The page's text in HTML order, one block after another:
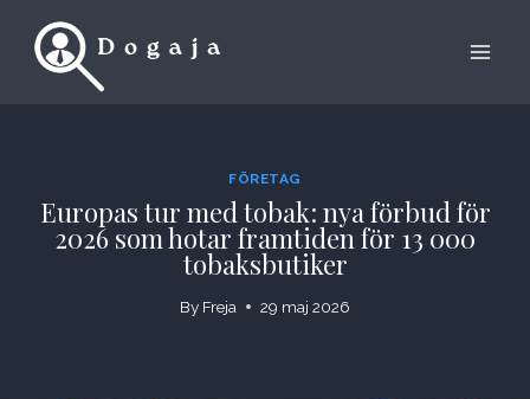
FÖRETAG
Europas tur med tobak: nya förbud för
2026 som hotar framtiden för 13 000
tobaksbutiker
By Freja 29 maj 2026